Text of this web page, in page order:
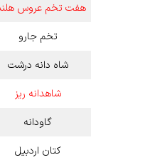
هفت تخم عروس
تخم جارو
شاه دانه درشت
شاهدانه ریز
گاودانه
کتان اردبیل